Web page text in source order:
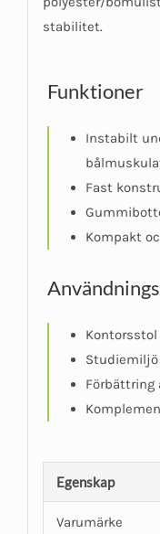
stabilitet.
Funktioner
Instabilt
Fast
Kompakt
Studiemiljö
Förbättring
Egenskap
Varumärke